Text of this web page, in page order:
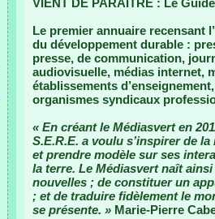
VIENT DE PARAITRE : Le
Le premier annuaire recensant
du développement durable :
presse, de communication,
audiovisuelle, médias internet,
établissements
organismes syndicaux
« En créant le Médiasvert en
S.E.R.E. a voulu s’inspirer de
et prendre modèle sur ses
la terre. Le Médiasvert naît
nouvelles ; de constituer un
; et de traduire fidèlement le
se présente. » Marie-Pierre